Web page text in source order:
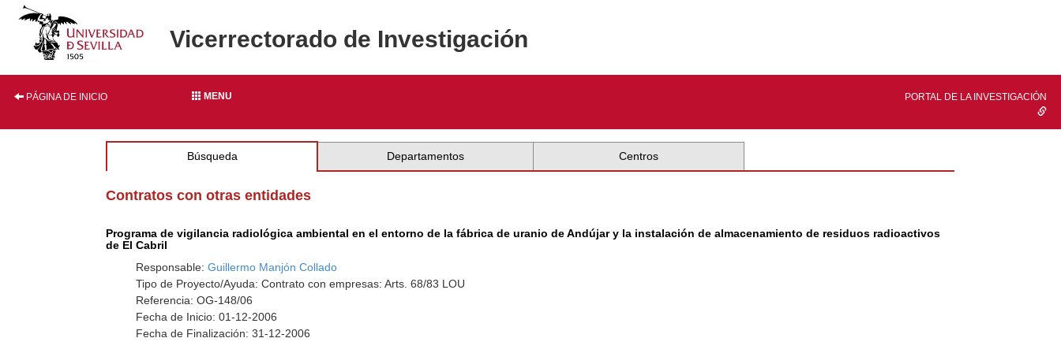
Vicerrectorado de Investigación
PÁGINA DE INICIO MENU PORTAL DE LA INVESTIGACIÓN
Búsqueda Departamentos Centros
Contratos con otras entidades
Programa de vigilancia radiológica ambiental en el entorno de la fábrica de uranio de Andújar y la instalación de almacenamiento de residuos radioactivos
de El Cabril
Responsable:Guillermo Manjón Collado
Tipo de Proyecto/Ayuda: Contrato con empresas: Arts. 68/83 LOU
Referencia: OG-148/06
Fecha de Inicio: 01-12-2006
Fecha de Finalización: 31-12-2006